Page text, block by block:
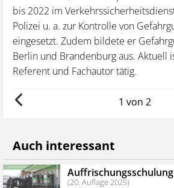
bis 2022 im
Polizei u. a. zur Kontrolle von
eingesetzt. Zudem bildete er
Berlin und Brandenburg aus. Aktuell
Referent und Fachautor tätig.
1 von 2
Auch interessant
Auffrischungsschulung
(20. Auflage 2025)